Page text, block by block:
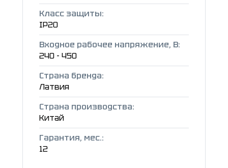
Класс защиты:
IP20
Входное рабочее напряжение, В:
240 - 450
Страна бренда:
Латвия
Страна производства:
Китай
Гарантия, мес.:
12